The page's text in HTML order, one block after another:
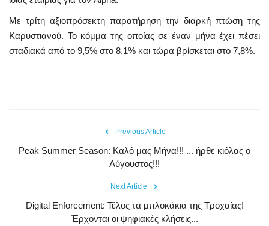
Με τρίτη αξιοπρόσεκτη παρατήρηση την διαρκή πτώση της
Καρυστιανού. Το κόμμα της οποίας σε έναν μήνα έχει πέσει
σταδιακά από το 9,5% στο 8,1% και τώρα βρίσκεται στο 7,8%.
Previous Article
Peak Summer Season: Kαλό μας Μήνα!!! ... ήρθε κιόλας ο
Αύγουστος!!!
Next Article
Digital Enforcement: Τέλος τα μπλοκάκια της Τροχαίας!
Έρχονται οι ψηφιακές κλήσεις...